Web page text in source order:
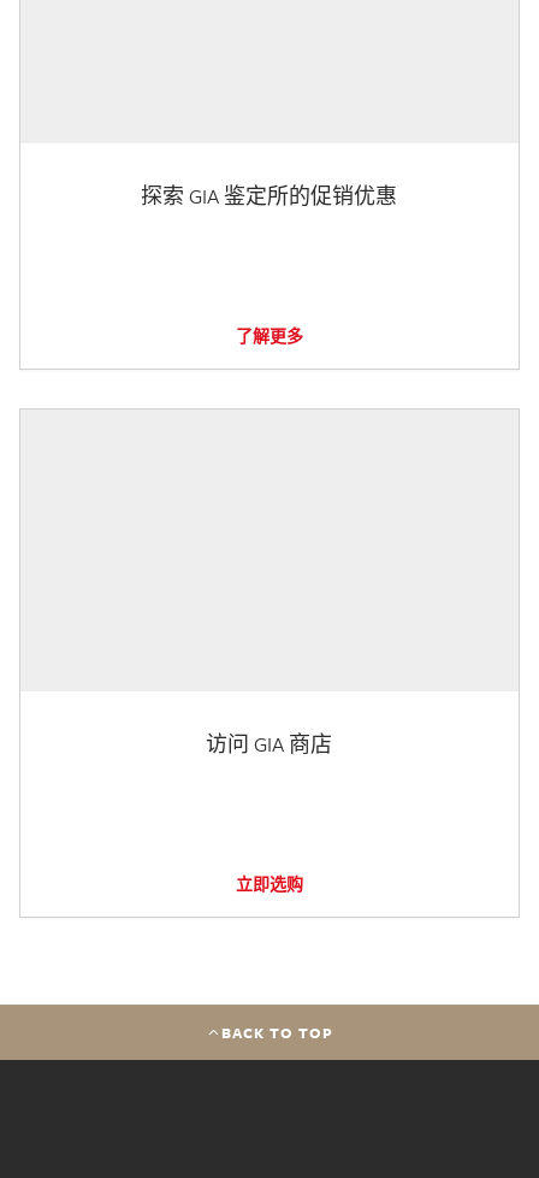
探索 GIA 鉴定所的促销优惠
了解更多
访问 GIA 商店
立即选购
BACK TO TOP